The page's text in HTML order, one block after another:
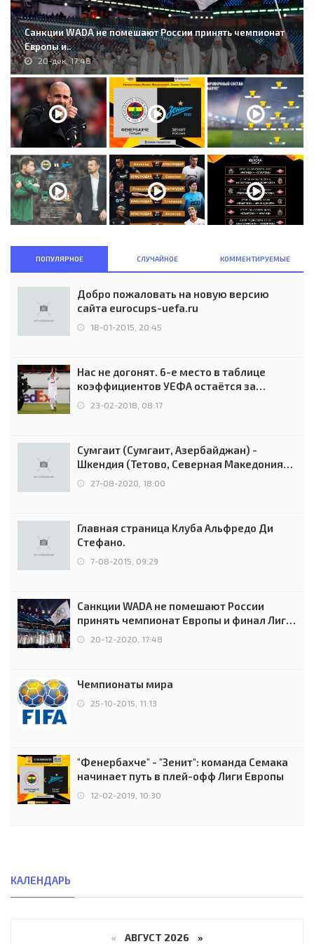
Санкции WADA не помешают России принять чемпионат
Европы и..
20-дек, 17:48
ПОПУЛЯРНОЕ СЛУЧАЙНОЕ КОММЕНТИРУЕМЫЕ
Добро пожаловать на новую версию
сайта eurocups-uefa.ru
18-01-2015, 20:45
Нас не догонят. 6-е место в таблице
коэффициентов УЕФА остаётся за
Россией
23-02-2018, 08:17
Сумгаит (Сумгаит, Азербайджан) -
Шкендия (Тетово, Северная Македония) -
0:2 (0:0)
27-08-2020, 18:00
Главная страница Клуба Альфредо Ди
Стефано.
7-08-2015, 09:29
Санкции WADA не помешают России
принять чемпионат Европы и финал Лиги
чемпионов.
20-12-2020, 17:48
Чемпионаты мира
25-10-2015, 11:13
"Фенербахче" - "Зенит": команда Семака
начинает путь в плей-офф Лиги Европы
12-02-2019, 10:30
КАЛЕНДАРЬ
« АВГУСТ 2026 »